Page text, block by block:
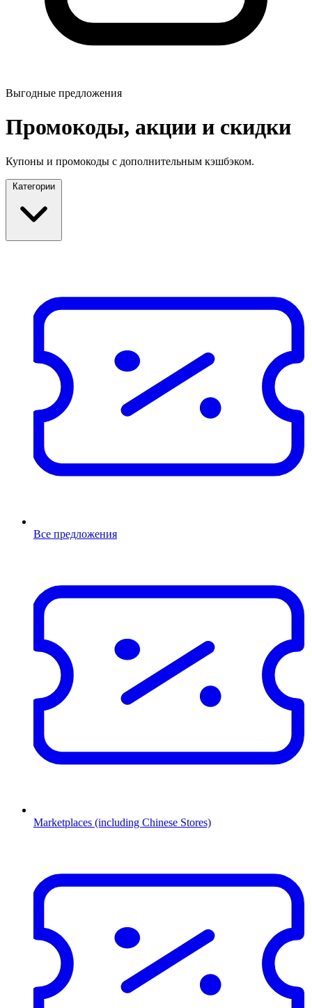
Выгодные предложения
Промокоды, акции и скидки
Купоны и промокоды с дополнительным кэшбэком.
Категории
Все предложения
Marketplaces (including Chinese Stores)